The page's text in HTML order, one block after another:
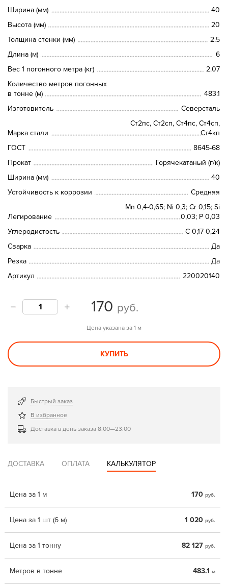
Ширина (мм)
40
Высота (мм)
20
Толщина стенки (мм)
2.5
Длина (м)
6
Вес 1 погонного метра (кг)
2.07
Количество метров погонных
в тонне (м)
483.1
Изготовитель
Северсталь
Марка стали
Ст2пс, Ст2сп, Ст4пс, Ст4сп,
Ст4кп
ГОСТ
8645-68
Прокат
Горячекатаный (г/к)
Ширина (мм)
40
Устойчивость к коррозии
Средняя
Легирование
Mn 0,4-0,65; Ni 0,3; Cr 0,15; Si
0,03; P 0,03
Углеродистость
C 0,17-0,24
Сварка
Да
Резка
Да
Артикул
220020140
170 руб.
Цена указана за 1 м
КУПИТЬ
Быстрый заказ
В избранное
Доставка в день заказа 8:00—23:00
ДОСТАВКА ОПЛАТА КАЛЬКУЛЯТОР
Цена за 1 м 170 руб.
Цена за 1 шт (6 м) 1 020 руб.
Цена за 1 тонну 82 127 руб.
Метров в тонне 483.1 м